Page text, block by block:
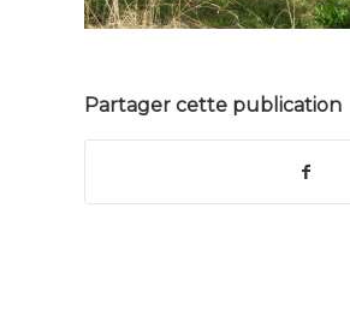
Partager cette publication